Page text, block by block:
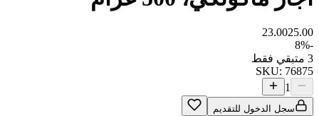
23.0025.00
8%
SKU:76875
سجل الدخول للتقديم